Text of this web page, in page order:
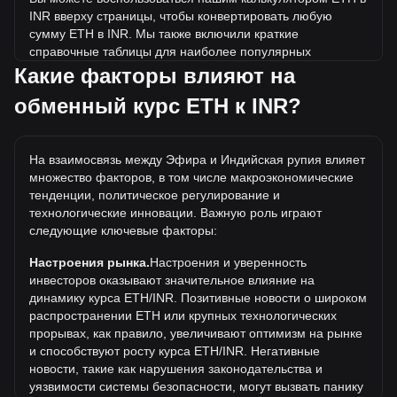
INR вверху страницы, чтобы конвертировать любую
сумму ETH в INR. Мы также включили краткие
справочные таблицы для наиболее популярных
конвертаций. Например, 5 INR эквивалентны 0.{4}2740
ETH, а 5 ETH будут стоить около 912,405.63INR.
Какова самая высокая цена ETH/INR в истории?
составляет ₹471,291.72. Еще неизвестно, превысит ли
стоимость 1 ETH в INR текущий исторический максимум.
Какова динамика цен Эфира в INR?
За последние 7 дней обменный курс Эфира (ETH) вырос
на 3.00%. За последний месяц обменный курс Эфира
валюте: Индийская рупия (INR).
Что такое ETH к INR?
ETH к INR означает обменный курс между
криптовалютой Ethereum (ETH) и индийской рупией
(INR). Он показывает, сколько стоит один Ethereum в
Какие факторы влияют на
обменный курс ETH к INR?
На взаимосвязь между Эфира и Индийская рупия влияет
множество факторов, в том числе макроэкономические
тенденции, политическое регулирование и
технологические инновации. Важную роль играют
следующие ключевые факторы:
Настроения рынка.Настроения и уверенность
инвесторов оказывают значительное влияние на
динамику курса ETH/INR. Позитивные новости о широком
распространении ETH или крупных технологических
прорывах, как правило, увеличивают оптимизм на рынке
и способствуют росту курса ETH/INR. Негативные
новости, такие как нарушения законодательства и
уязвимости системы безопасности, могут вызвать панику